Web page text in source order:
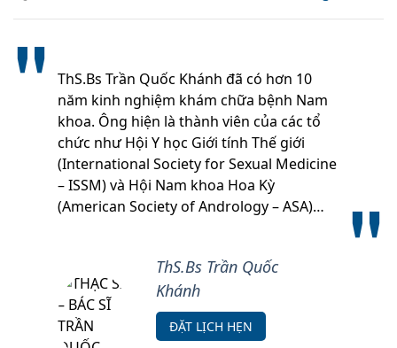
ThS.Bs Trần Quốc Khánh đã có hơn 10
năm kinh nghiệm khám chữa bệnh Nam
khoa. Ông hiện là thành viên của các tổ
chức như Hội Y học Giới tính Thế giới
(International Society for Sexual Medicine
– ISSM) và Hội Nam khoa Hoa Kỳ
(American Society of Andrology – ASA)…
ThS.Bs Trần Quốc
Khánh
ĐẶT LỊCH HẸN